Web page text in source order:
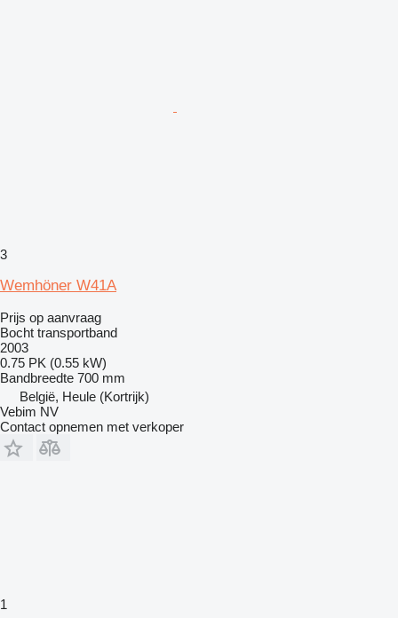
3
Wemhöner W41A
Prijs op aanvraag
Bocht transportband
2003
0.75 PK (0.55 kW)
Bandbreedte 700 mm
België, Heule (Kortrijk)
Vebim NV
Contact opnemen met verkoper
1